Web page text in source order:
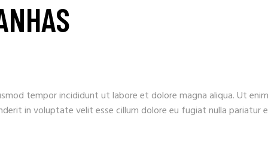
tempor incididunt ut labore et dolore magna aliqua. Ut
in voluptate velit esse cillum dolore eu fugiat nulla